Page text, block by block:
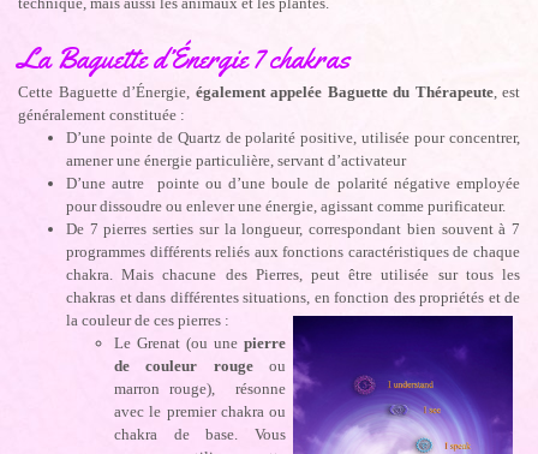
La Baguette d’Énergie 7 chakras
Cette Baguette d’Énergie, également appelée Baguette du Thérapeute, est
généralement constituée :
D’une pointe de Quartz de polarité positive, utilisée pour concentrer,
amener une énergie particulière, servant d’activateur
D’une autre pointe ou d’une boule de polarité négative employée
pour dissoudre ou enlever une énergie, agissant comme purificateur.
De 7 pierres serties sur la longueur, correspondant bien souvent à 7
programmes différents reliés aux fonctions caractéristiques de chaque
chakra. Mais chacune des Pierres, peut être utilisée sur tous les
chakras et dans différentes situations, en fonction des propriétés et de
la couleur de ces pierres :
Le Grenat (ou une pierre
de couleur rougeou
marron rouge), résonne
avec le premier chakra ou
chakra de base. Vous